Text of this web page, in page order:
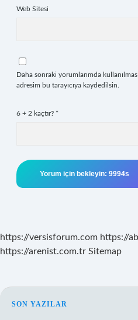
Web Sitesi
Daha sonraki yorumlarımda
adresim bu tarayıcıya kaydedilsin.
6 + 2 kaçtır? *
https://versisforum.com https://
https://arenist.com.tr Sitemap
SIDEBAR
SON YAZILAR